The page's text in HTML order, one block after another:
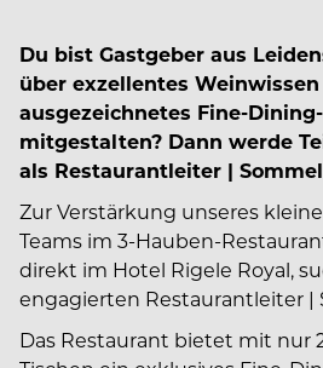
Du bist Gastgeber aus
über exzellentes
ausgezeichnetes Fine-
mitgestalten? Dann werde
als Restaurantleiter |
Zur Verstärkung unseres
Teams im 3-Hauben-
direkt im Hotel Rigele Royal,
engagierten Restaurantleiter |
Das Restaurant bietet mit nur